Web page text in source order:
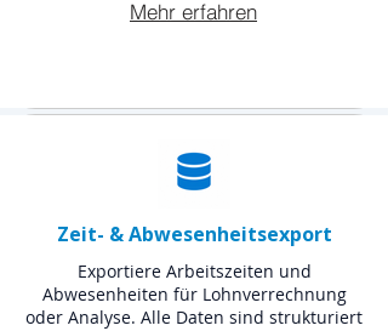
Mehr erfahren
Zeit- & Abwesenheitsexport
Exportiere Arbeitszeiten und
Abwesenheiten für Lohnverrechnung
oder Analyse. Alle Daten sind strukturiert